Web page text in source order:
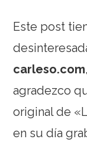
Este post
carleso.com
agradezco
original de
en su día